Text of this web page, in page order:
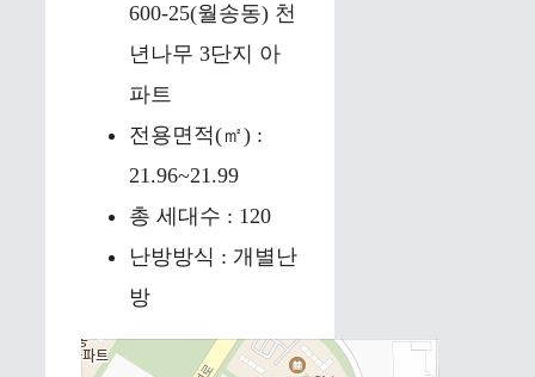
600-25(월송동) 천
년나무 3단지 아
파트
전용면적(㎡) :
21.96~21.99
총 세대수 : 120
난방방식 : 개별난
방